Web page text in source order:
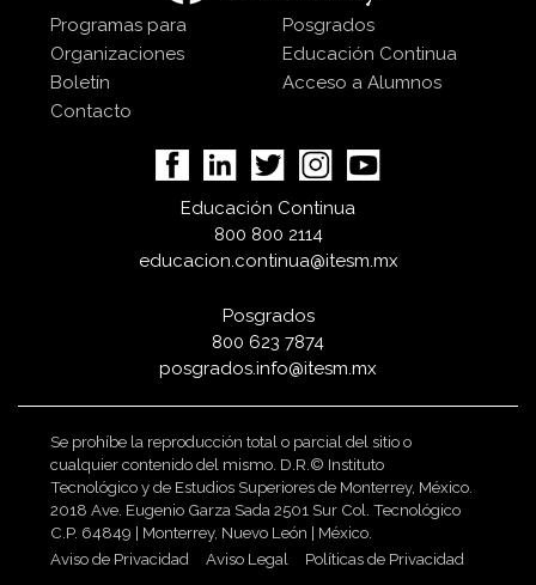
Programas para
Organizaciones
Boletín
Contacto
Posgrados
Educación Continua
Acceso a Alumnos
Educación Continua
800 800 2114
educacion.continua@itesm.mx
Posgrados
800 623 7874
posgrados.info@itesm.mx
Se prohíbe la reproducción total o parcial del sitio o
cualquier contenido del mismo. D.R.© Instituto
Tecnológico y de Estudios Superiores de Monterrey, México.
2018 Ave. Eugenio Garza Sada 2501 Sur Col. Tecnológico
C.P. 64849 | Monterrey, Nuevo León | México.
Aviso de Privacidad
Aviso Legal Políticas de Privacidad